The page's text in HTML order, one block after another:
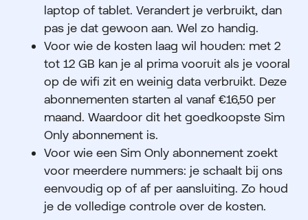
laptop of tablet. Verandert je verbruikt, dan
pas je dat gewoon aan. Wel zo handig.
Voor wie de kosten laag wil houden: met 2
tot 12 GB kan je al prima vooruit als je vooral
op de wifi zit en weinig data verbruikt. Deze
abonnementen starten al vanaf €16,50 per
maand. Waardoor dit het goedkoopste Sim
Only abonnement is.
Voor wie een Sim Only abonnement zoekt
voor meerdere nummers: je schaalt bij ons
eenvoudig op of af per aansluiting. Zo houd
je de volledige controle over de kosten.